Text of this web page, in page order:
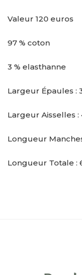
Valeur 120 euros
97 % coton
3 % elasthanne
Largeur Épaules :
Largeur Aisselles :
Longueur
Longueur Totale :